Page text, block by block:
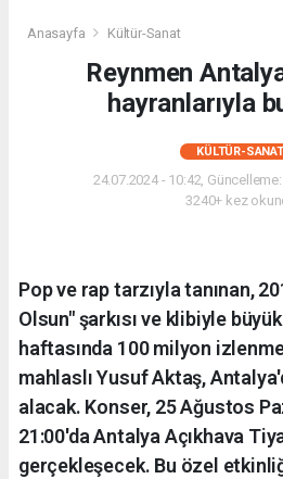
Anasayfa Kültür-Sanat
Reynmen
hayranlarıyla
KÜLTÜR-SANAT
24.07.2024 - 10:42,
3240+ kez
Pop ve rap tarzıyla tanınan,
Olsun" şarkısı ve klibiyle
haftasında 100 milyon
mahlaslı Yusuf Aktaş,
alacak. Konser, 25 Ağustos
21:00'da Antalya Açıkhava
gerçekleşecek. Bu özel